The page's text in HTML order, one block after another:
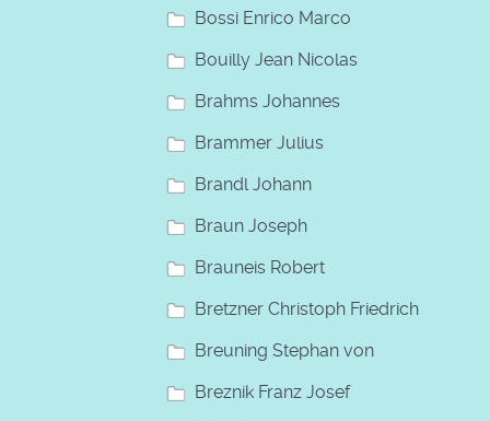
Bossi Enrico Marco
Bouilly Jean Nicolas
Brahms Johannes
Brammer Julius
Brandl Johann
Braun Joseph
Brauneis Robert
Bretzner Christoph Friedrich
Breuning Stephan von
Breznik Franz Josef